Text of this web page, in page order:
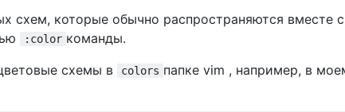
схем, которые обычно распространяются вместе
:color команды.
схемы в
colors папке vim , например, в